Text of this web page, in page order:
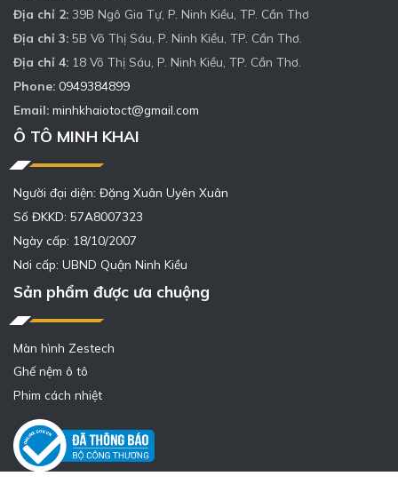
Địa chỉ 2: 39B Ngô Gia Tự, P. Ninh Kiều, TP. Cần Thơ
Địa chỉ 3: 5B Võ Thị Sáu, P. Ninh Kiều, TP. Cần Thơ.
Địa chỉ 4: 18 Võ Thị Sáu, P. Ninh Kiều, TP. Cần Thơ.
Phone: 0949384899
Email: minhkhaiotoct@gmail.com
Ô TÔ MINH KHAI
Người đại diện: Đặng Xuân Uyên Xuân
Số ĐKKD: 57A8007323
Ngày cấp: 18/10/2007
Nơi cấp: UBND Quận Ninh Kiều
Sản phẩm được ưa chuộng
Màn hình Zestech
Ghế nệm ô tô
Phim cách nhiệt